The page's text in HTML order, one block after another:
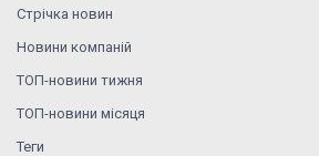
Стрічка новин
Новини компаній
ТОП-новини тижня
ТОП-новини місяця
Теги